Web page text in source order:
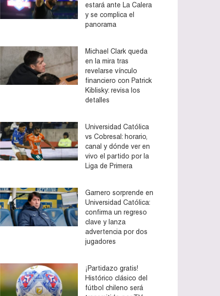
estará ante La Calera
y se complica el
panorama
Michael Clark queda
en la mira tras
revelarse vínculo
financiero con Patrick
Kiblisky: revisa los
detalles
Universidad Católica
vs Cobresal: horario,
canal y dónde ver en
vivo el partido por la
Liga de Primera
Garnero sorprende en
Universidad Católica:
confirma un regreso
clave y lanza
advertencia por dos
jugadores
¡Partidazo gratis!
Histórico clásico del
fútbol chileno será